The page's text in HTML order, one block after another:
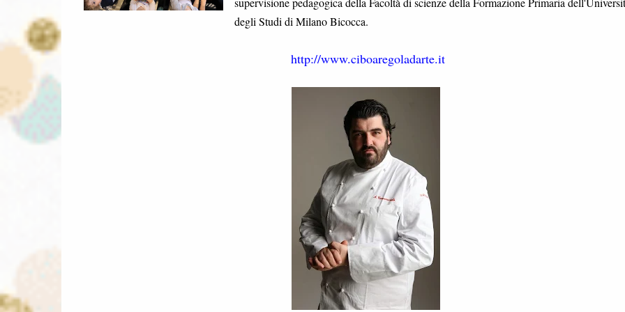
degli Studi di Milano Bicocca.
http://www.ciboaregoladarte.it